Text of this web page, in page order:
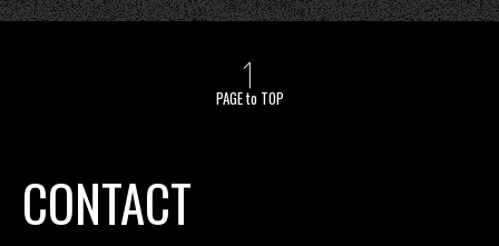
PAGE to TOP
CONTACT